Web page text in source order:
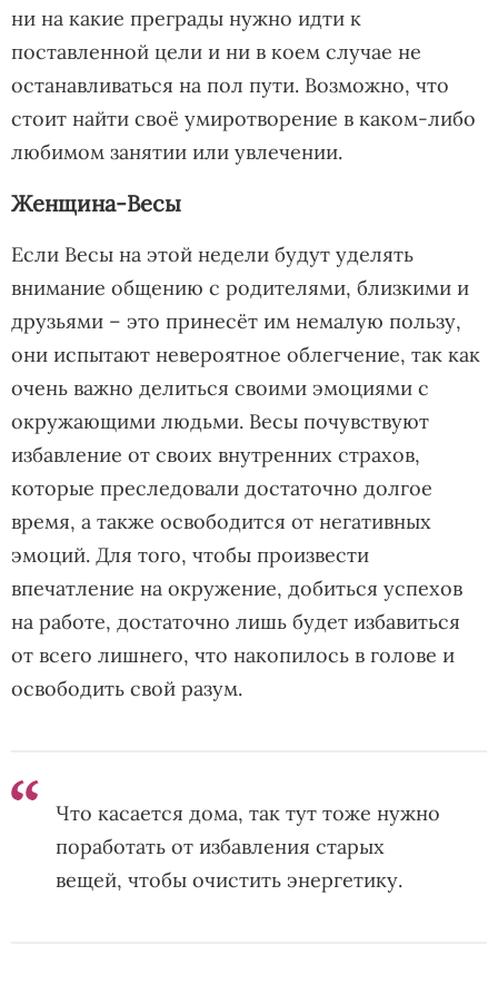
ни на какие преграды нужно идти к
поставленной цели и ни в коем случае не
останавливаться на пол пути. Возможно, что
стоит найти своё умиротворение в каком-либо
любимом занятии или увлечении.
Женщина-Весы
Если Весы на этой недели будут уделять
внимание общению с родителями, близкими и
друзьями – это принесёт им немалую пользу,
они испытают невероятное облегчение, так как
очень важно делиться своими эмоциями с
окружающими людьми. Весы почувствуют
избавление от своих внутренних страхов,
которые преследовали достаточно долгое
время, а также освободится от негативных
эмоций. Для того, чтобы произвести
впечатление на окружение, добиться успехов
на работе, достаточно лишь будет избавиться
от всего лишнего, что накопилось в голове и
освободить свой разум.
Что касается дома, так тут тоже нужно
поработать от избавления старых
вещей, чтобы очистить энергетику.